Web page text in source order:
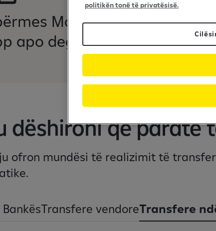
Mobile
apo degës
Veprim i
dëshironi që paratë
ofron mundësi të realizimit të
Transfere vendoreTransfere
politikën tonë të privatësisë.